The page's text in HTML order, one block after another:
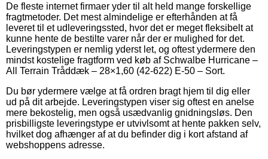
De fleste internet firmaer yder til alt held mange forskellige
fragtmetoder. Det mest almindelige er efterhånden at få
leveret til et udleveringssted, hvor det er meget fleksibelt at
kunne hente de bestilte varer når der er mulighed for det.
Leveringstypen er nemlig yderst let, og oftest ydermere den
mindst kostelige fragtform ved køb af Schwalbe Hurricane –
All Terrain Tråddæk – 28×1,60 (42-622) E-50 – Sort.
Du bør ydermere vælge at få ordren bragt hjem til dig eller
ud på dit arbejde. Leveringstypen viser sig oftest en anelse
mere bekostelig, men også usædvanlig gnidningsløs. Den
prisbilligste leveringstype er utvivlsomt at hente pakken selv,
hvilket dog afhænger af at du befinder dig i kort afstand af
webshoppens adresse.